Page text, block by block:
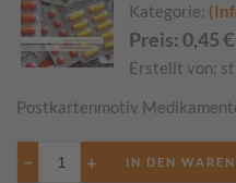
Kategorie:
Preis: 0,45€
Erstellt von:
Postkartenmotiv
− +